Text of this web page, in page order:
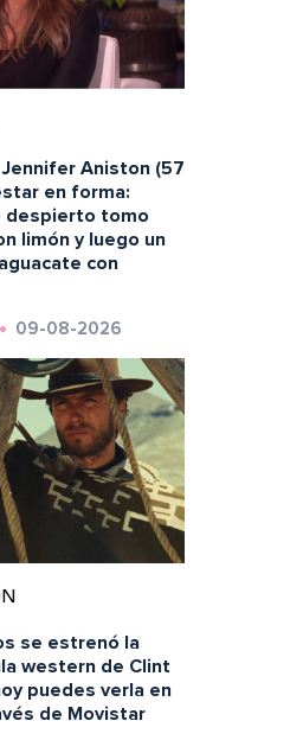
Aniston (57
en forma:
despierto tomo
limón y luego un
con
09-08-2026
se estrenó la
western de Clint
puedes verla en
de Movistar